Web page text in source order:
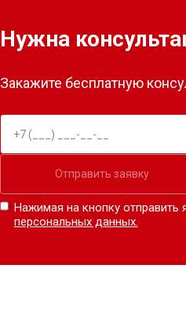
Нужна
Закажите бесплатную
Отправить заявку
Нажимая на кнопку
персональных данных.